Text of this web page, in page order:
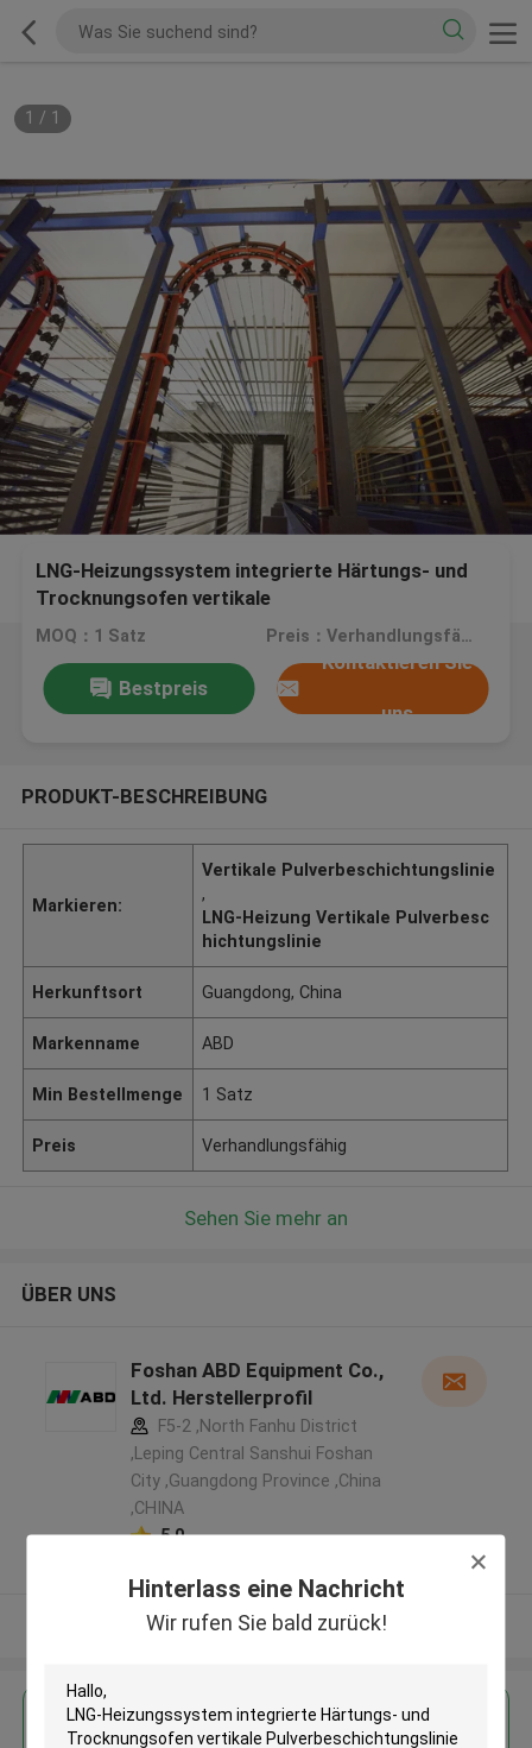
Hinterlass eine Nachricht
Wir rufen Sie bald zurück!
1 / 1
LNG-Heizungssystem integrierte Härtungs- und
Trocknungsofen vertikale
Pulverbeschichtungslinie aus
MOQ：1 Satz Preis：Verhandlungsfähig
Bestpreis
Kontaktieren Sie
uns
PRODUKT-BESCHREIBUNG
Markieren:
Vertikale Pulverbeschichtungslinie
,
LNG-Heizung Vertikale Pulverbesc
hichtungslinie
Herkunftsort Guangdong, China
Markenname ABD
Min Bestellmenge 1 Satz
Preis Verhandlungsfähig
Sehen Sie mehr an
ÜBER UNS
Foshan ABD Equipment Co.,
Ltd. Herstellerprofil
F5-2 ,North Fanhu District
,Leping Central Sanshui Foshan
City ,Guangdong Province ,China
,CHINA
5.0
Sehen Sie mehr an
Erhalten Sie den besten Preis für